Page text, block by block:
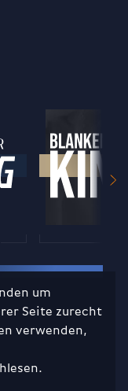
um
Seite zurecht
verwenden,